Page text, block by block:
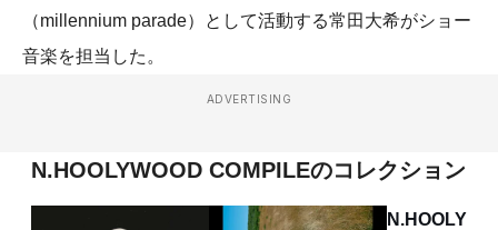
（millennium parade）として活動する常田大希がショー
音楽を担当した。
ADVERTISING
N.HOOLYWOOD COMPILEのコレクション